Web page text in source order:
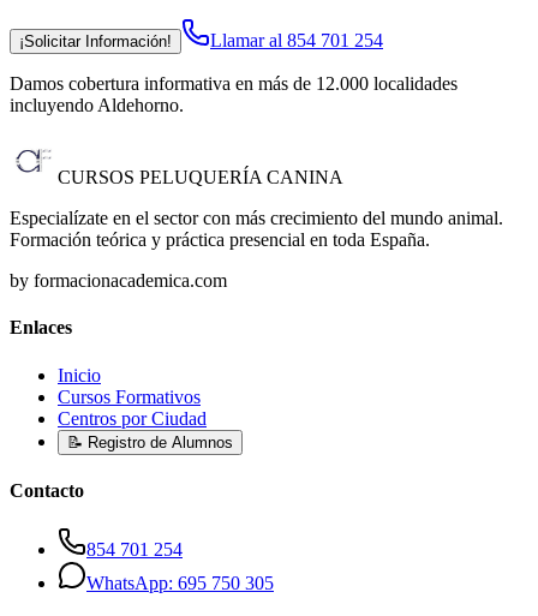
¡Solicitar Información! Llamar al 854 701 254
Damos cobertura informativa en más de 12.000 localidades
incluyendo Aldehorno.
CURSOS PELUQUERÍA CANINA
Especialízate en el sector con más crecimiento del mundo animal.
Formación teórica y práctica presencial en toda España.
by formacionacademica.com
Enlaces
Inicio
Cursos Formativos
Centros por Ciudad
📝 Registro de Alumnos
Contacto
854 701 254
WhatsApp: 695 750 305